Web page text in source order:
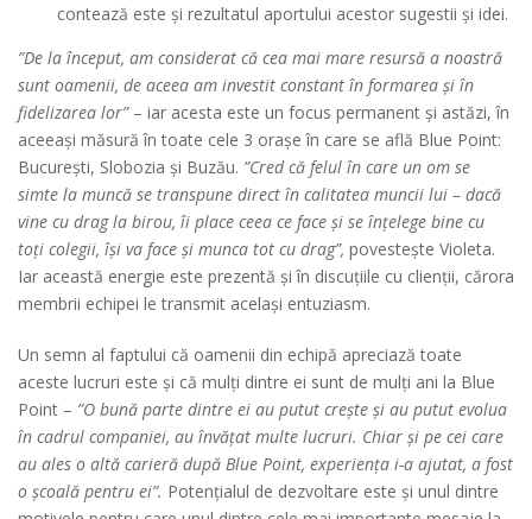
contează este și rezultatul aportului acestor sugestii și idei.
”De la început, am considerat că cea mai mare resursă a noastră
sunt oamenii, de aceea am investit constant în formarea și în
fidelizarea lor”– iar acesta este un focus permanent și astăzi, în
aceeași măsură în toate cele 3 orașe în care se află Blue Point:
București, Slobozia și Buzău. ”Cred că felul în care un om se
simte la muncă se transpune direct în calitatea muncii lui – dacă
vine cu drag la birou, îi place ceea ce face și se înțelege bine cu
toți colegii, își va face și munca tot cu drag”, povestește Violeta.
Iar această energie este prezentă și în discuțiile cu clienții, cărora
membrii echipei le transmit același entuziasm.
Un semn al faptului că oamenii din echipă apreciază toate
aceste lucruri este și că mulți dintre ei sunt de mulți ani la Blue
Point – ”O bună parte dintre ei au putut crește și au putut evolua
în cadrul companiei, au învățat multe lucruri. Chiar și pe cei care
au ales o altă carieră după Blue Point, experiența i-a ajutat, a fost
o școală pentru ei”. Potențialul de dezvoltare este și unul dintre